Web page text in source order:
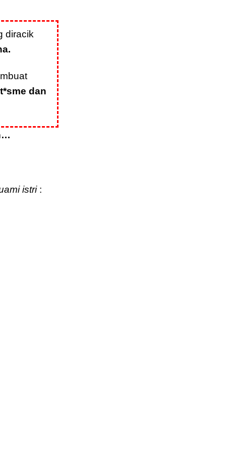
diracik
dan
istri: